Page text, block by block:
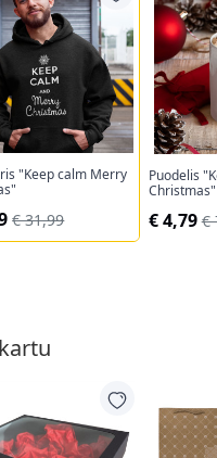
"Keep calm Merry
€ 31,99
Puodelis
Christmas"
€ 4,79 €